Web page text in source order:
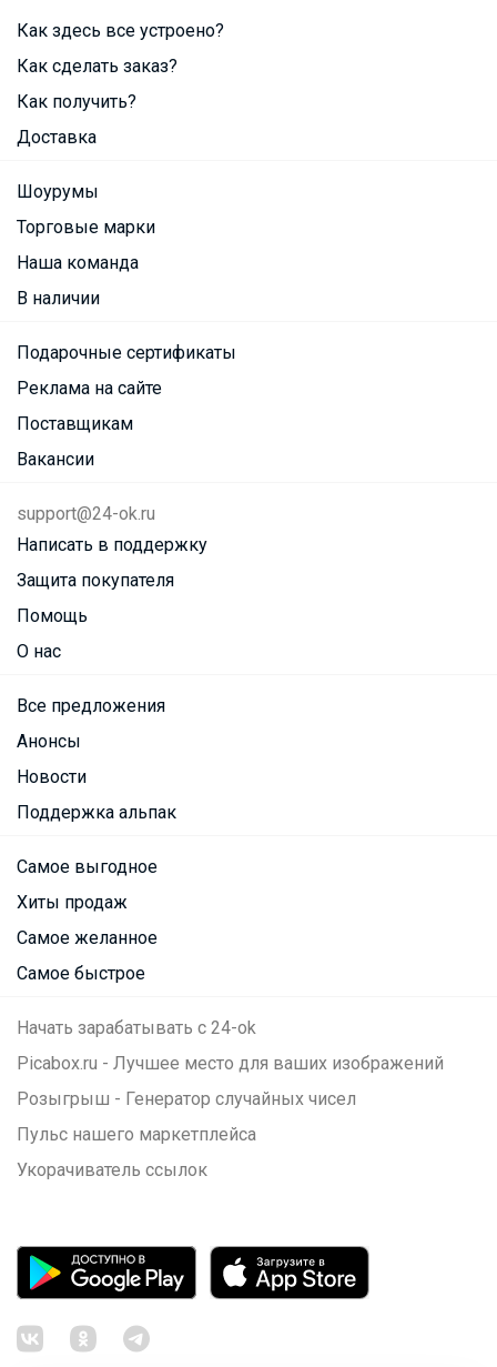
Как здесь все устроено?
Как сделать заказ?
Как получить?
Доставка
Шоурумы
Торговые марки
Наша команда
В наличии
Подарочные сертификаты
Реклама на сайте
Поставщикам
Вакансии
support@24-ok.ru
Написать в поддержку
Защита покупателя
Помощь
О нас
Все предложения
Анонсы
Новости
Поддержка альпак
Самое выгодное
Хиты продаж
Самое желанное
Самое быстрое
Начать зарабатывать с 24-ok
Picabox.ru - Лучшее место для ваших изображений
Розыгрыш - Генератор случайных чисел
Пульс нашего маркетплейса
Укорачиватель ссылок